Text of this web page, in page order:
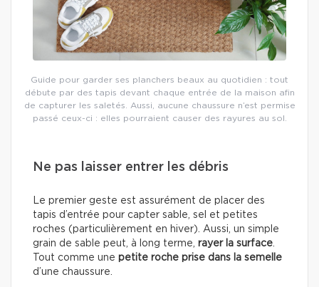
Guide pour garder ses planchers beaux au quotidien : tout
débute par des tapis devant chaque entrée de la maison afin
de capturer les saletés. Aussi, aucune chaussure n’est permise
passé ceux-ci : elles pourraient causer des rayures au sol.
Ne pas laisser entrer les débris
Le premier geste est assurément de placer des
tapis d’entrée pour capter sable, sel et petites
roches (particulièrement en hiver). Aussi, un simple
grain de sable peut, à long terme, rayer la surface
Tout comme une petite roche prise dans la semelle
d’une chaussure.